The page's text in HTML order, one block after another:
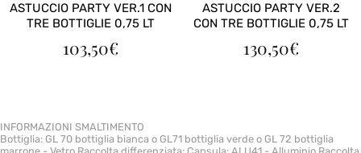
ASTUCCIO PARTY VER.1 CON
TRE BOTTIGLIE 0,75 LT
103,50€
ASTUCCIO PARTY VER.2
CON TRE BOTTIGLIE 0,75 LT
130,50€
INFORMAZIONI SMALTIMENTO
Bottiglia: GL 70 bottiglia bianca o GL71 bottiglia verde o GL 72 bottiglia